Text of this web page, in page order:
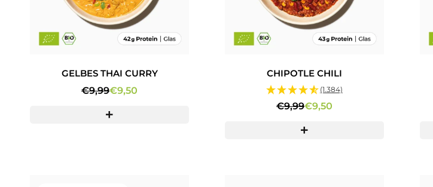
GELBES THAI CURRY
€9,99€9,50
CHIPOTLE CHILI
(1.384)
€9,99€9,50